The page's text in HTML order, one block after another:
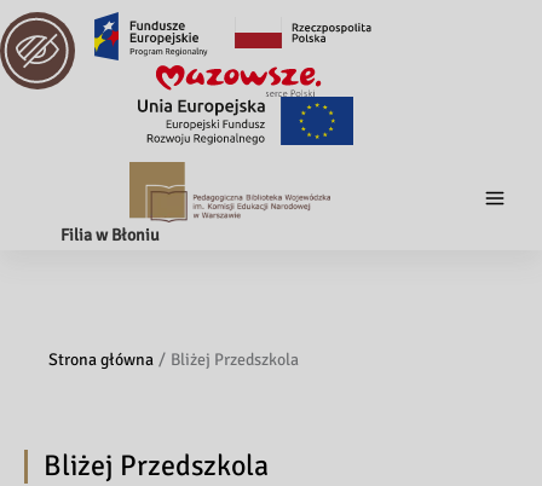
Filia w Błoniu
Strona główna Bliżej Przedszkola
Bliżej Przedszkola